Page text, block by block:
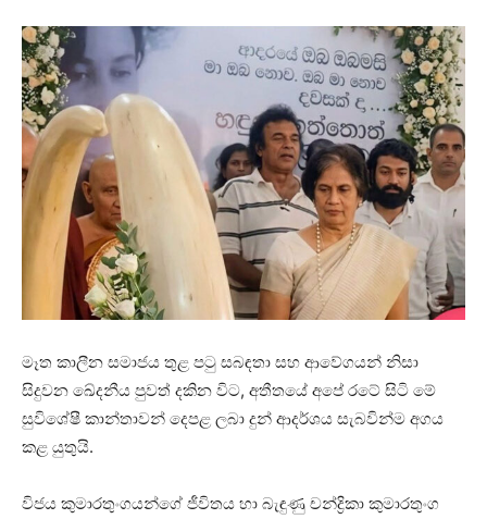
මෑත කාලීන සමාජය තුළ පටු සබඳතා සහ ආවේගයන් නිසා
සිදුවන ඛේදනීය පුවත් දකින විට, අතීතයේ අපේ රටේ සිටි මේ
සුවිශේෂී කාන්තාවන් දෙපළ ලබා දුන් ආදර්ශය සැබවින්ම අගය
කළ යුතුයි.
විජය කුමාරතුංගයන්ගේ ජීවිතය හා බැඳුණු චන්ද්‍රිකා කුමාරතුංග